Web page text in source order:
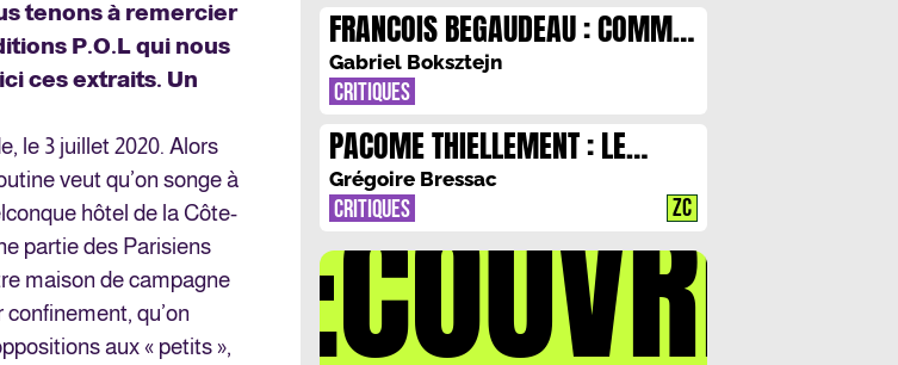
tenons à remercier
P.O.L qui nous
ces extraits. Un
le 3 juillet 2020. Alors
veut qu’on songe à
hôtel de la Côte-
partie des Parisiens
maison de campagne
qu’on
aux « petits »,
FRANCOIS BEGAUDEAU : COMME
UN ANE
Gabriel Boksztejn
CRITIQUES
PACOME THIELLEMENT : LE
SECRET DE LA SOCIETE
Grégoire Bressac
CRITIQUES ZC
DÉCOUVREZ